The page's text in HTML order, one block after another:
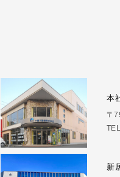
本
〒
新